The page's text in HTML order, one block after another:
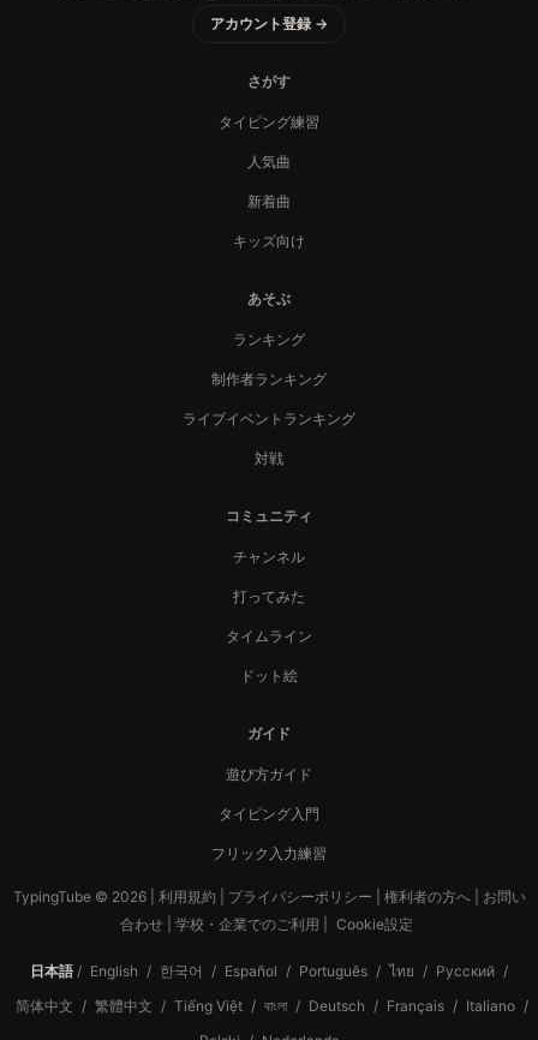
アカウント登録 →
さがす
タイピング練習
人気曲
新着曲
キッズ向け
あそぶ
ランキング
制作者ランキング
ライブイベントランキング
対戦
コミュニティ
チャンネル
打ってみた
タイムライン
ドット絵
ガイド
遊び方ガイド
タイピング入門
フリック入力練習
TypingTube © 2026 | 利用規約 プライバシーポリシー 権利者の方へ| お問い
合わせ
学校・企業でのご利用 Cookie設定
日本語 / English / 한국어 / Español / Português / ไทย / Русский /
简体中文 / 繁體中文 / Tiếng Việt / বাংলা / Deutsch / Français / Italiano /